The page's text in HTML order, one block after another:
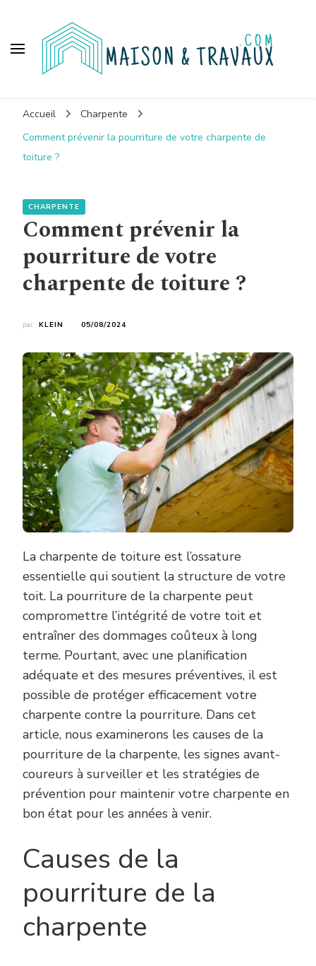
Accueil
Charpente
Comment prévenir la pourriture de votre charpente de
toiture ?
CHARPENTE
Comment prévenir la
pourriture de votre
charpente de toiture ?
par KLEIN 05/08/2024
La charpente de toiture est l’ossature
essentielle qui soutient la structure de votre
toit. La pourriture de la charpente peut
compromettre l’intégrité de votre toit et
entraîner des dommages coûteux à long
terme. Pourtant, avec une planification
adéquate et des mesures préventives, il est
possible de protéger efficacement votre
charpente contre la pourriture. Dans cet
article, nous examinerons les causes de la
pourriture de la charpente, les signes avant-
coureurs à surveiller et les stratégies de
prévention pour maintenir votre charpente en
bon état pour les années à venir.
Causes de la
pourriture de la
charpente